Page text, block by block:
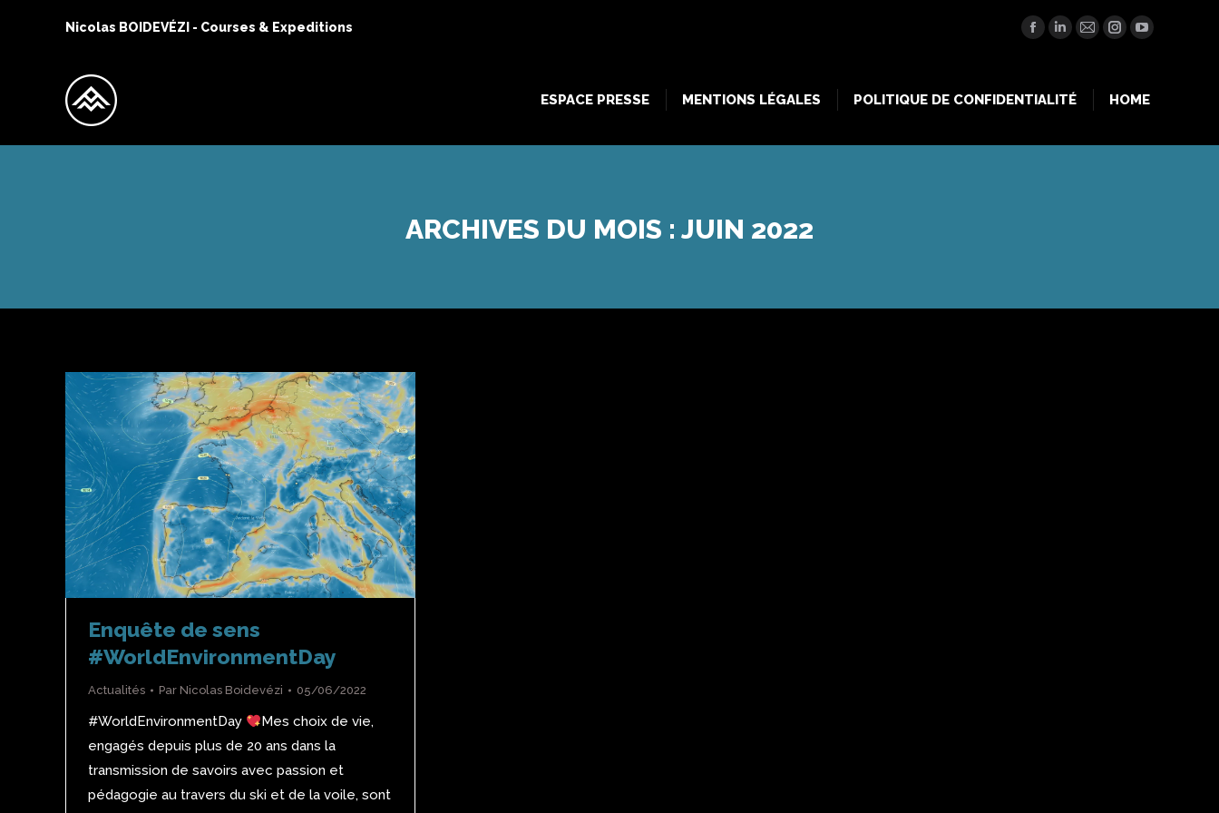
Nicolas BOIDEVÉZI - Courses & Expeditions
Facebook
LinkedIn
MailInstagram
YouTube
ESPACE PRESSE MENTIONS LÉGALES POLITIQUE DE CONFIDENTIALITÉ HOME
ARCHIVES DU MOIS : JUIN 2022
Enquête de sens
#WorldEnvironmentDay
Actualités Par Nicolas Boidevézi 05/06/2022
#WorldEnvironmentDay
Mes choix de vie,
engagés depuis plus de 20 ans dans la
transmission de savoirs avec passion et
pédagogie au travers du ski et de la voile, sont
POLITIQUE DE CONFIDENTIALITÉ HOME